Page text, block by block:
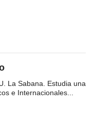
La Sabana. Estudia una
e Internacionales